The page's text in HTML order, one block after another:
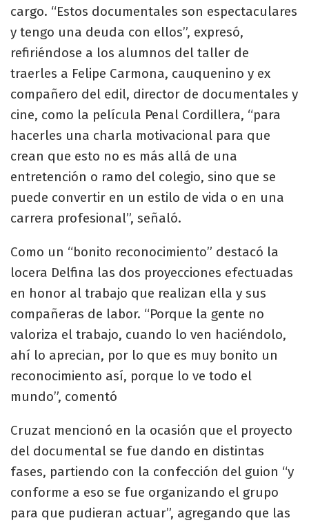
cargo. “Estos documentales son espectaculares
y tengo una deuda con ellos”, expresó,
refiriéndose a los alumnos del taller de
traerles a Felipe Carmona, cauquenino y ex
compañero del edil, director de documentales y
cine, como la película Penal Cordillera, “para
hacerles una charla motivacional para que
crean que esto no es más allá de una
entretención o ramo del colegio, sino que se
puede convertir en un estilo de vida o en una
carrera profesional”, señaló.
Como un “bonito reconocimiento” destacó la
locera Delfina las dos proyecciones efectuadas
en honor al trabajo que realizan ella y sus
compañeras de labor. “Porque la gente no
valoriza el trabajo, cuando lo ven haciéndolo,
ahí lo aprecian, por lo que es muy bonito un
reconocimiento así, porque lo ve todo el
mundo”, comentó
Cruzat mencionó en la ocasión que el proyecto
del documental se fue dando en distintas
fases, partiendo con la confección del guion “y
conforme a eso se fue organizando el grupo
para que pudieran actuar”, agregando que las